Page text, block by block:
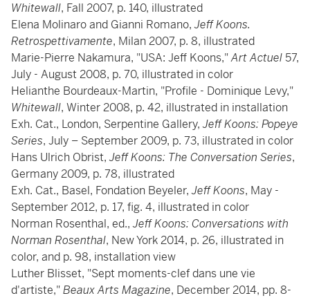
Whitewall, Fall 2007, p. 140, illustrated
Elena Molinaro and Gianni Romano,Jeff Koons.
Retrospettivamente, Milan 2007, p. 8, illustrated
Marie-Pierre Nakamura, "USA: Jeff Koons,"Art Actuel 57,
July - August 2008, p. 70, illustrated in color
Helianthe Bourdeaux-Martin, "Profile - Dominique Levy,"
Whitewall, Winter 2008, p. 42, illustrated in installation
Exh. Cat., London, Serpentine Gallery,Jeff Koons: Popeye
Series, July – September 2009, p. 73, illustrated in color
Hans Ulrich Obrist,Jeff Koons: The Conversation Series,
Germany 2009, p. 78, illustrated
Exh. Cat., Basel, Fondation Beyeler,Jeff Koons, May -
September 2012, p. 17, fig. 4, illustrated in color
Norman Rosenthal, ed.,Jeff Koons: Conversations with
Norman Rosenthal, New York 2014, p. 26, illustrated in
color, and p. 98, installation view
Luther Blisset, "Sept moments-clef dans une vie
d'artiste,"Beaux Arts Magazine, December 2014, pp. 8-